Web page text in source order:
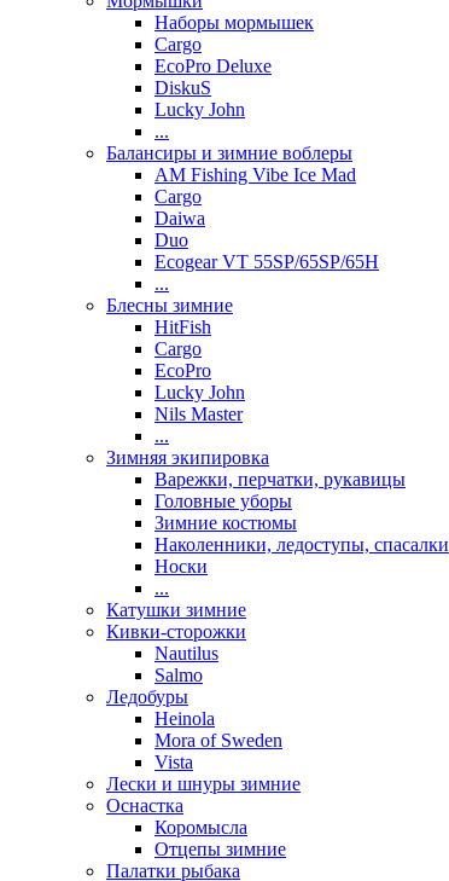
Наборы мормышек
Cargo
EcoPro Deluxe
DiskuS
Lucky John
...
Балансиры и зимние воблеры
AM Fishing Vibe Ice Mad
Cargo
Daiwa
Duo
Ecogear VT 55SP/65SP/65H
...
Блесны зимние
HitFish
Cargo
EcoPro
Lucky John
Nils Master
...
Зимняя экипировка
Варежки, перчатки, рукавицы
Головные уборы
Зимние костюмы
Наколенники, ледоступы, спасалки
Носки
...
Катушки зимние
Кивки-сторожки
Nautilus
Salmo
Ледобуры
Heinola
Mora of Sweden
Vista
Лески и шнуры зимние
Оснастка
Коромысла
Отцепы зимние
Палатки рыбака